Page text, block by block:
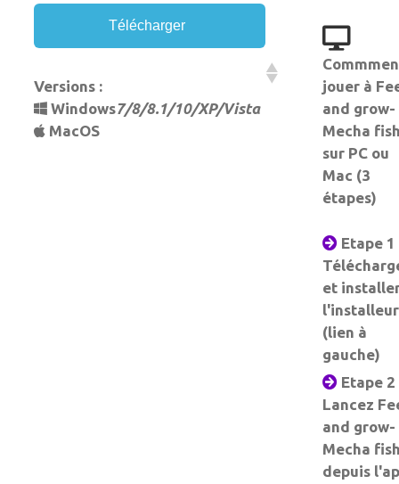
Télécharger
Versions :
Windows7/8/8.1/10/XP/Vista
MacOS
jouer à
and grow-
Mecha
sur PC ou
Mac (3
étapes)
Etape 1
et
l'installeur
(lien à
gauche)
Etape 2
Lancez
and grow-
Mecha
depuis